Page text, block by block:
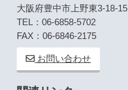
大阪府豊中市上野東3-18-15
TEL：06-6858-5702
FAX：06-6846-2175
お問い合わせ